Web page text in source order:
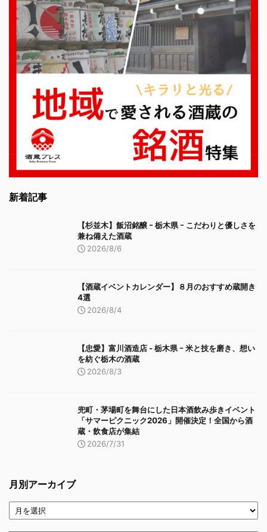
新着記事
【杉並木】飯沼銘醸 ｰ 栃木県 ｰ こだわりと優しさを
兼ね備えた酒蔵
2026/8/6
【酒蔵イベントカレンダー】８月のおすすめ蔵開き
4選
2026/8/4
【忠愛】富川酒造店 ‐ 栃木県 ｰ 米と技を磨き、想い
を紡ぐ栃木の酒蔵
2026/8/3
兜町・茅場町を舞台にした日本酒飲み歩きイベント
「サマーピクニック2026」開催決定！全国から酒
蔵・飲食店が集結
2026/7/31
月別アーカイブ